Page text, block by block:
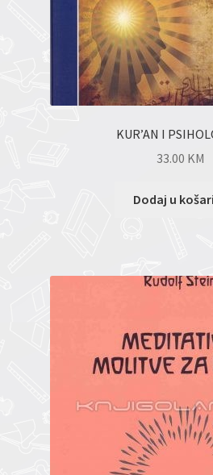
KUR’AN I
33.00 KM
Dodaj u